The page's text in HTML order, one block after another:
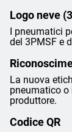
Logo neve
I pneumatici
del 3PMSF e
La nuova
pneumatico
produttore.
Codice QR